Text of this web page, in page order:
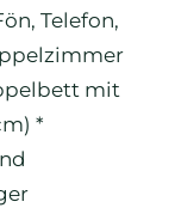
Telefon,
mit
*